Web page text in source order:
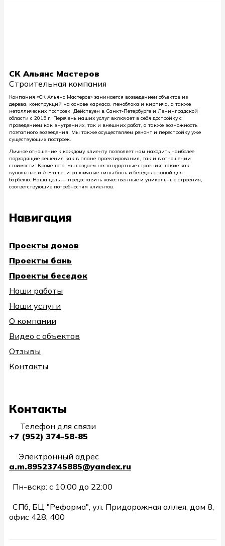
СК Альянс Мастеров
Строительная компания
Компания «СК Альянс Мастеров» занимается возведением объектов из
дерева, конструкций на основе каркаса, пеноблока и кирпича, а также
металлических построек. Действуем в Санкт-Петербурге и Ленинградской
области с 2015 г. Перечень наших услуг включает в себя достройку с
проведением как внутренних, так и внешних работ, а также возможность
поэтапного возведения. Мы также осуществляем ремонт и перестройку уже
существующих построек.
Личное отношение к каждому клиенту позволяет нам находить наиболее
подходящие решения как в плане проектирования, так и в отношении
стоимости. Кроме того, мы создаем нестандартные строения, такие как
купольные и A-Frame, и различные типы бань и беседок с зоной для
барбекю. Наша цель — предоставить качественные и уникальные строения,
соответствующие потребностям клиентов.
Навигация
Проекты домов
Проекты бань
Проекты беседок
Наши работы
Наши услуги
О компании
Видео с объектов
Отзывы
Контакты
Контакты
Телефон для связи
+7 (952) 374-58-85
Электронный адрес
a.m.89523745885@yandex.ru
Пн-вскр: с 10:00 до 22:00
СПб, БЦ "Реформа", ул. Придорожная аллея, дом 8,
офис 428, 400